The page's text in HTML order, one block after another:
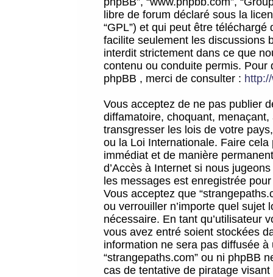
libre de forum déclaré sous la
“GPL”) et qui peut être téléchargé
facilite seulement les discussions
interdit strictement dans ce que
contenu ou conduite permis.
phpBB , merci de consulter :
Vous acceptez de ne pas publier
diffamatoire, choquant,
transgresser les lois de votre
ou la Loi Internationale. Faire
immédiat et de manière
d’Accès à Internet si nous
les messages est enregistrée
Vous acceptez que
ou verrouiller n’importe quel sujet
nécessaire. En tant qu’utilisateur
vous avez entré soient stockées
information ne sera pas diffusée
“strangepaths.com” ou ni phpBB
cas de tentative de piratage